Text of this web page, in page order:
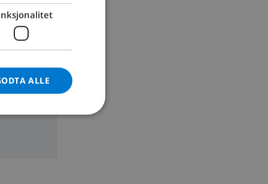
GERMAN
CATALAN
ITALIAN
NORWEGIAN
ALLE